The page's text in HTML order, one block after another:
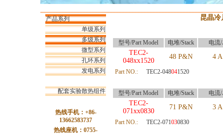
产品系列
单级系列
多级系列
微型系列
孔环系列
发电系列
配套实验散热组件
热线手机：+86-
13662583737
热线座机：0755-
昆晶冷
型号/Part Model 电堆/Stack 电流
TEC2-
048xx1520
48 P&N 4 A
Part NO.: TEC2-048041520
型号/Part Model 电堆/Stack 电流
TEC2-
071xx0830
71 P&N 3 A
Part NO.: TEC2-071030830